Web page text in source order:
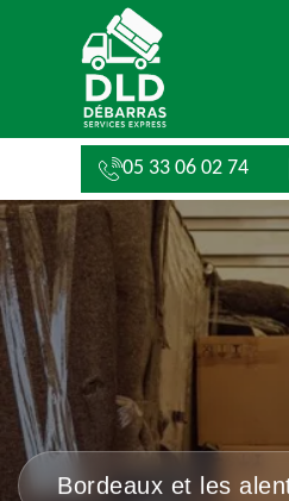
05 33 06 02 74
Bordeaux et les